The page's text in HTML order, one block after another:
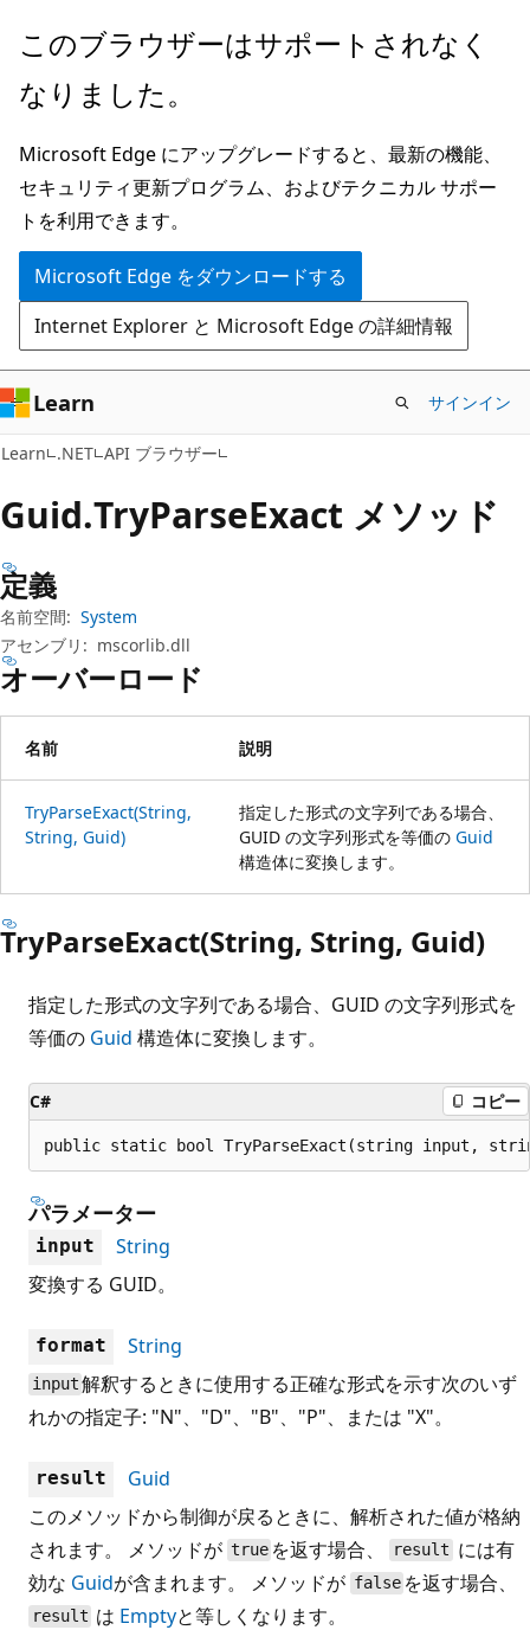
メ
ン
ン
テ
ン
ツ
に
ス
キ
ッ
プ
ペ
ジ
ナ
ビ
ゲ
ー
シ
ョ
ン
に
ス
キ
ッ
プ
このブラウザーはサポートされなく
なりました。
Microsoft Edge にアップグレードすると、最新の機能、
セキュリティ更新プログラム、およびテクニカル サポー
トを利用できます。
Microsoft Edge をダウンロードする
Internet Explorer と Microsoft Edge の詳細情報
Learn サインイン
Learn .NET API ブラウザー
Guid.TryParseExact メソッド
定義
名前空間: System
アセンブリ: mscorlib.dll
オーバーロード
名前 説明
TryParseExact(String,
String, Guid)
指定した形式の文字列である場合、
GUID の文字列形式を等価の Guid
構造体に変換します。
TryParseExact(String, String, Guid)
指定した形式の文字列である場合、GUID の文字列形式を
等価の Guid 構造体に変換します。
C# コピー
public static bool TryParseExact(string input,
パラメーター
input
String
変換する GUID。
format String
input 解釈するときに使用する正確な形式を示す次のいず
れかの指定子: "N"、"D"、"B"、"P"、または "X"。
result
Guid
このメソッドから制御が戻るときに、解析された値が格納
されます。 メソッドが true を返す場合、 result には有
効な Guidが含まれます。 メソッドが false を返す場合、
result は Emptyと等しくなります。